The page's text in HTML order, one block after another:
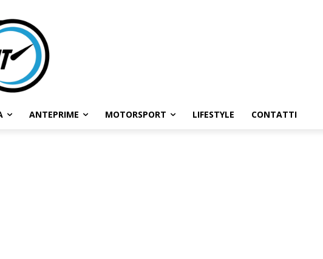
ANTEPRIME MOTORSPORT LIFESTYLE CONTATTI